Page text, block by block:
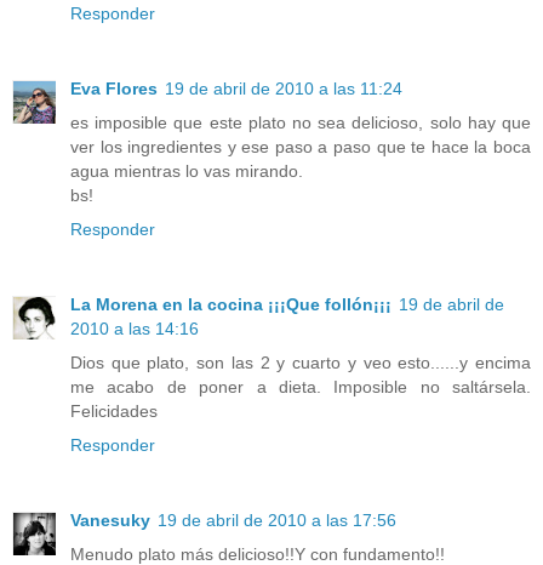
Responder
Eva Flores 19 de abril de 2010 a las 11:24
es imposible que este plato no sea delicioso, solo hay que
ver los ingredientes y ese paso a paso que te hace la boca
agua mientras lo vas mirando.
bs!
Responder
La Morena en la cocina ¡¡¡Que follón¡¡¡ 19 de abril de
2010 a las 14:16
Dios que plato, son las 2 y cuarto y veo esto......y encima
me acabo de poner a dieta. Imposible no saltársela.
Felicidades
Responder
Vanesuky 19 de abril de 2010 a las 17:56
Menudo plato más delicioso!!Y con fundamento!!